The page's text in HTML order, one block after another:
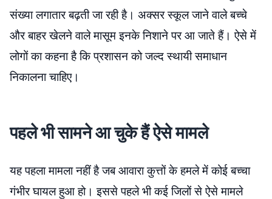
संख्या लगातार बढ़ती जा रही है। अक्सर स्कूल जाने वाले बच्चे
और बाहर खेलने वाले मासूम इनके निशाने पर आ जाते हैं। ऐसे में
लोगों का कहना है कि प्रशासन को जल्द स्थायी समाधान
निकालना चाहिए।
पहले भी सामने आ चुके हैं ऐसे मामले
यह पहला मामला नहीं है जब आवारा कुत्तों के हमले में कोई बच्चा
गंभीर घायल हुआ हो। इससे पहले भी कई जिलों से ऐसे मामले